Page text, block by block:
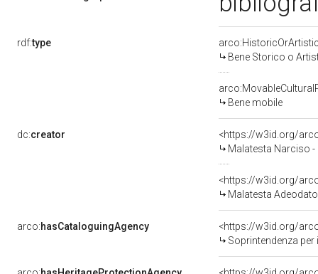
rdf:type
Bene Storico o
Bene mobile
dc:creator
<https://w3id.org/
Malatesta Narciso
<https://w3id.org/
Malatesta
arco:hasCataloguingAgency
<https://w3id.org/
Soprintendenza per